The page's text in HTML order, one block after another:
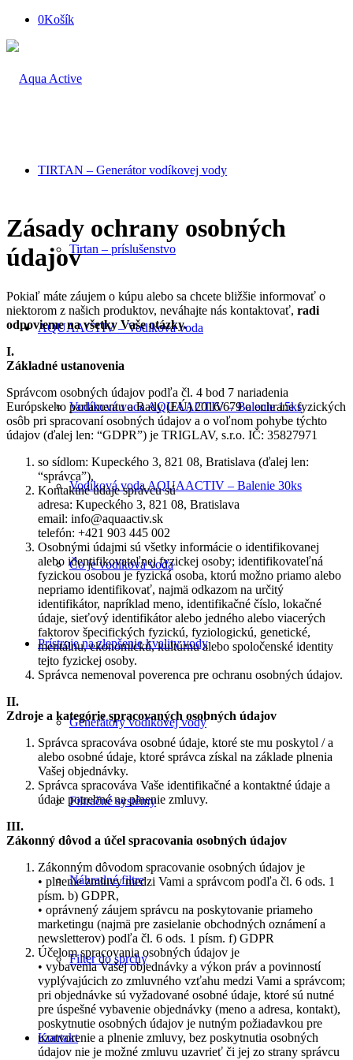
0Košík
TIRTAN – Generátor vodíkovej vody
Tirtan – príslušenstvo
AQUAACTIV – Vodíková voda
Vodíková voda AQUAACTIV – Balenie 15ks
Vodíková voda AQUAACTIV – Balenie 30ks
Čo je vodíková voda
Prístroje na zlepšenie kvality vody
Generátory vodíkovej vody
Filtračné systémy
Náhradné filtre
Filter do sprchy
Kontakt
Zásady ochrany osobných
údajov
Pokiaľ máte záujem o kúpu alebo sa chcete bližšie informovať o
niektorom z našich produktov, neváhajte nás kontaktovať, radi
odpovieme na všetky Vaše otázky.
I.
Základné ustanovenia
Správcom osobných údajov podľa čl. 4 bod 7 nariadenia
Európskeho parlamentu a Rady (EÚ) 2016/679 o ochrane fyzických
osôb pri spracovaní osobných údajov a o voľnom pohybe týchto
údajov (ďalej len: “GDPR”) je TRIGLAV, s.r.o. IČ: 35827971
so sídlom: Kupeckého 3, 821 08, Bratislava (ďalej len:
“správca”).
Kontaktné údaje správcu sú
adresa: Kupeckého 3, 821 08, Bratislava
email: info@aquaactiv.sk
telefón: +421 903 445 002
Osobnými údajmi sú všetky informácie o identifikovanej
alebo identifikovateľnej fyzickej osoby; identifikovateľná
fyzickou osobou je fyzická osoba, ktorú možno priamo alebo
nepriamo identifikovať, najmä odkazom na určitý
identifikátor, napríklad meno, identifikačné číslo, lokačné
údaje, sieťový identifikátor alebo jedného alebo viacerých
faktorov špecifických fyzickú, fyziologickú, genetické,
mentálnu, ekonomickú, kultúrnu alebo spoločenské identity
tejto fyzickej osoby.
Správca nemenoval poverenca pre ochranu osobných údajov.
II.
Zdroje a kategórie spracovaných osobných údajov
Správca spracováva osobné údaje, ktoré ste mu poskytol / a
alebo osobné údaje, ktoré správca získal na základe plnenia
Vašej objednávky.
Správca spracováva Vaše identifikačné a kontaktné údaje a
údaje potrebné na plnenie zmluvy.
III.
Zákonný dôvod a účel spracovania osobných údajov
Zákonným dôvodom spracovanie osobných údajov je
• plnenie zmluvy medzi Vami a správcom podľa čl. 6 ods. 1
písm. b) GDPR,
• oprávnený záujem správcu na poskytovanie priameho
marketingu (najmä pre zasielanie obchodných oznámení a
newsletterov) podľa čl. 6 ods. 1 písm. f) GDPR
Účelom spracovania osobných údajov je
• vybavenia Vašej objednávky a výkon práv a povinností
vyplývajúcich zo zmluvného vzťahu medzi Vami a správcom;
pri objednávke sú vyžadované osobné údaje, ktoré sú nutné
pre úspešné vybavenie objednávky (meno a adresa, kontakt),
poskytnutie osobných údajov je nutným požiadavkou pre
uzatvorenie a plnenie zmluvy, bez poskytnutia osobných
údajov nie je možné zmluvu uzavrieť či jej zo strany správcu